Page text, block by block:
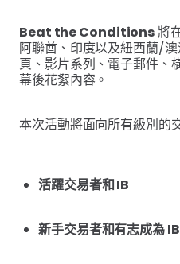
Beat the Conditions將
阿聯酋、印度以及紐西蘭/
頁、影片系列、電子郵件、
幕後花絮內容。
本次活動將面向所有級別的
活躍交易者和 IB
新手交易者和有志成為